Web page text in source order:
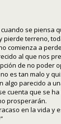
se piensa
pierde terreno,
comienza a
al que nos
de no poder
es tan malo y
algo parecido a
cuenta que se
prosperarán.
en la vida y